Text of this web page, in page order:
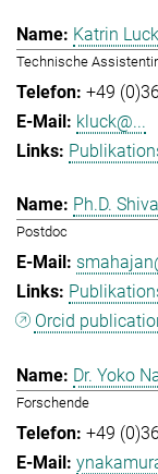
Katrin Luck
Technische
+49
kluck@...
Ph.D.
Postdoc
Orcid
Dr. Yoko
Forschende
+49